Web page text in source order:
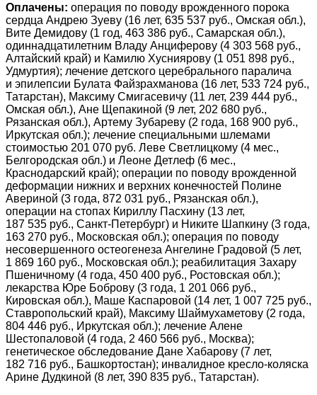
Оплачены: операция по поводу врожденного порока
сердца Андрею Зуеву (16 лет, 635 537 руб., Омская обл.),
Вите Демидову (1 год, 463 386 руб., Самарская обл.),
одиннадцатилетним Владу Анциферову (4 303 568 руб.,
Алтайский край) и Камилю Хусниярову (1 051 898 руб.,
Удмуртия); лечение детского церебрального паралича
и эпилепсии Булата Файзрахманова (16 лет, 533 724 руб.,
Татарстан), Максиму Смигасевичу (11 лет, 239 444 руб.,
Омская обл.), Ане Щепакиной (9 лет, 202 680 руб.,
Рязанская обл.), Артему Зубареву (2 года, 168 900 руб.,
Иркутская обл.); лечение специальными шлемами
стоимостью 201 070 руб. Леве Светлицкому (4 мес.,
Белгородская обл.) и Леоне Детлеф (6 мес.,
Краснодарский край); операции по поводу врожденной
деформации нижних и верхних конечностей Полине
Авериной (3 года, 872 031 руб., Рязанская обл.),
операции на стопах Кириллу Пасхину (13 лет,
187 535 руб., Санкт-Петербург) и Никите Шапкину (3 года,
163 270 руб., Московская обл.); операция по поводу
несовершенного остеогенеза Ангелине Градовой (5 лет,
1 869 160 руб., Московская обл.); реабилитация Захару
Пшеничному (4 года, 450 400 руб., Ростовская обл.);
лекарства Юре Боброву (3 года, 1 201 066 руб.,
Кировская обл.), Маше Каспаровой (14 лет, 1 007 725 руб.,
Ставропольский край), Максиму Шаймухаметову (2 года,
804 446 руб., Иркутская обл.); лечение Алене
Шестопаловой (4 года, 2 460 566 руб., Москва);
генетическое обследование Дане Хабарову (7 лет,
182 716 руб., Башкортостан); инвалидное кресло-коляска
Арине Дудкиной (8 лет, 390 835 руб., Татарстан).